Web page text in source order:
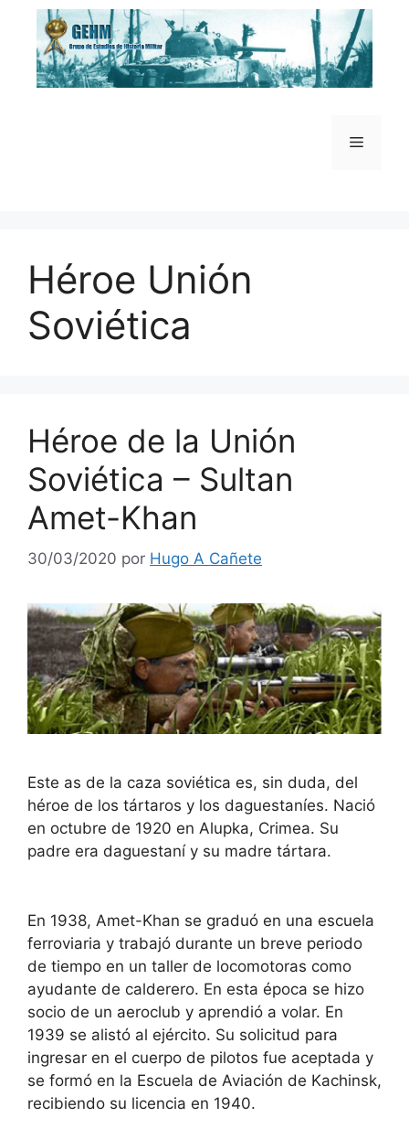
Saltar
contenido
Menú
Héroe Unión
Soviética
Héroe de la Unión
Soviética – Sultan
Amet-Khan
30/03/2020 por Hugo A Cañete
Este as de la caza soviética es, sin duda, del
héroe de los tártaros y los daguestaníes. Nació
en octubre de 1920 en Alupka, Crimea. Su
padre era daguestaní y su madre tártara.
En 1938, Amet-Khan se graduó en una escuela
ferroviaria y trabajó durante un breve periodo
de tiempo en un taller de locomotoras como
ayudante de calderero. En esta época se hizo
socio de un aeroclub y aprendió a volar. En
1939 se alistó al ejército. Su solicitud para
ingresar en el cuerpo de pilotos fue aceptada y
se formó en la Escuela de Aviación de Kachinsk,
recibiendo su licencia en 1940.